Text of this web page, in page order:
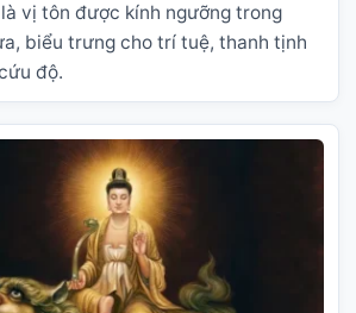
vị tôn được kính ngưỡng trong
biểu trưng cho trí tuệ, thanh tịnh
độ.